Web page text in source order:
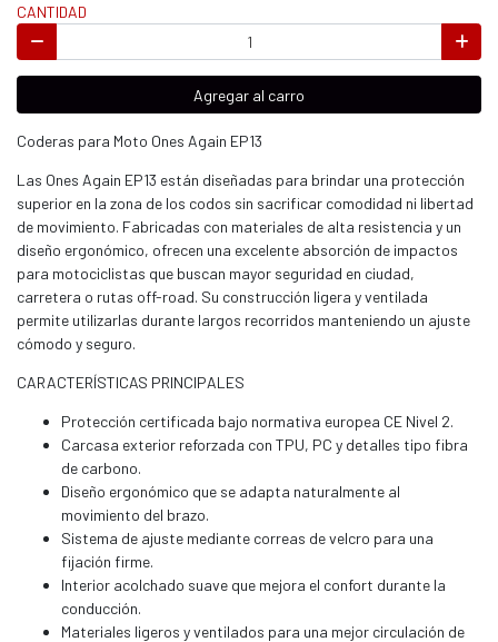
CANTIDAD
Agregar al carro
Coderas para Moto Ones Again EP13
Las Ones Again EP13 están diseñadas para brindar una protección
superior en la zona de los codos sin sacrificar comodidad ni libertad
de movimiento. Fabricadas con materiales de alta resistencia y un
diseño ergonómico, ofrecen una excelente absorción de impactos
para motociclistas que buscan mayor seguridad en ciudad,
carretera o rutas off-road. Su construcción ligera y ventilada
permite utilizarlas durante largos recorridos manteniendo un ajuste
cómodo y seguro.
CARACTERÍSTICAS PRINCIPALES
Protección certificada bajo normativa europea CE Nivel 2.
Carcasa exterior reforzada con TPU, PC y detalles tipo fibra
de carbono.
Diseño ergonómico que se adapta naturalmente al
movimiento del brazo.
Sistema de ajuste mediante correas de velcro para una
fijación firme.
Interior acolchado suave que mejora el confort durante la
conducción.
Materiales ligeros y ventilados para una mejor circulación de